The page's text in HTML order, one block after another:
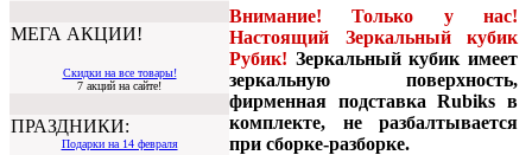
МЕГА АКЦИИ!
Скидки на все товары!
7 акций на сайте!
ПРАЗДНИКИ:
Подарки на 14 февраля
Внимание! Только у нас!
Настоящий Зеркальный кубик
Рубик! Зеркальный кубик имеет
зеркальную поверхность,
фирменная подставка Rubiks в
комплекте, не разбалтывается
при сборке-разборке.